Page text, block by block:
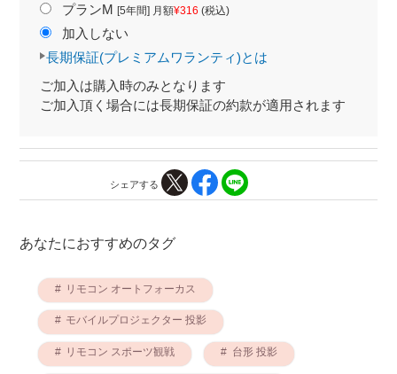
プランM [5年間] 月額¥316 (税込)
加入しない
長期保証(プレミアムワランティ)とは
ご加入は購入時のみとなります
ご加入頂く場合には長期保証の約款が適用されます
シェアする
あなたにおすすめのタグ
リモコン オートフォーカス
モバイルプロジェクター 投影
リモコン スポーツ観戦 台形 投影